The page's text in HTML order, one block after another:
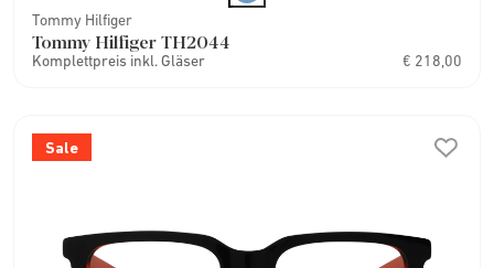
Tommy Hilfiger
Tommy Hilfiger TH2044
Komplettpreis inkl. Gläser € 218,00
Sale